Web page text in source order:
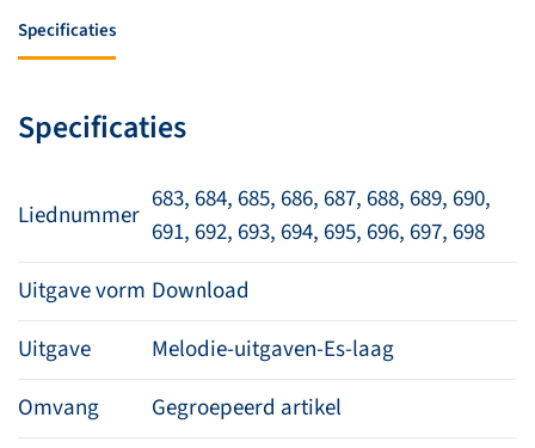
Specificaties
Specificaties
Liednummer
683, 684, 685, 686, 687, 688, 689, 690,
691, 692, 693, 694, 695, 696, 697, 698
Uitgave vorm Download
Uitgave
Melodie-uitgaven-Es-laag
Omvang
Gegroepeerd artikel